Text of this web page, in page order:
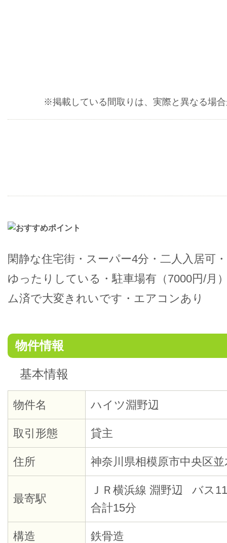
※掲載している間取りは、実際と異なる場
閑静な住宅街・スーパー4分・二人入居可
ゆったりしている・駐車場有（7000円/月
ム済で大変きれいです・エアコンあり
物件情報
基本情報
物件名 ハイツ淵野辺
取引形態 貸主
住所 神奈川県相模原市中央区並
最寄駅
ＪＲ横浜線 淵野辺 バス
合計15分
構造 鉄骨造